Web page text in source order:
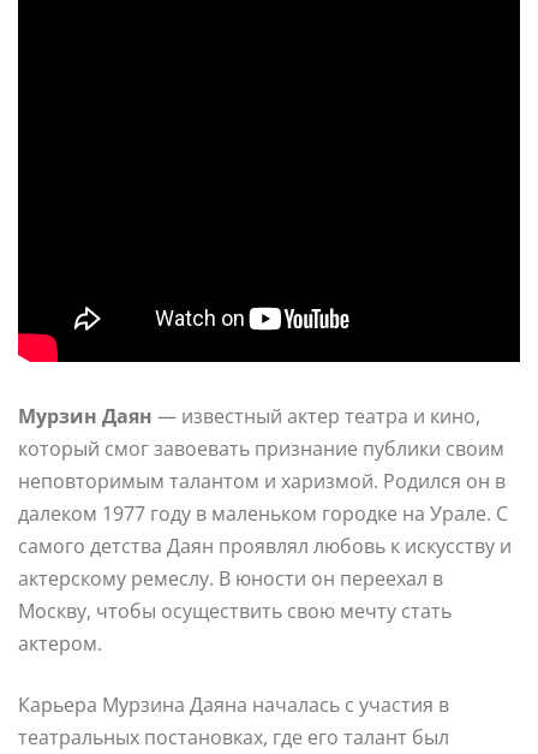
Мурзин Даян — известный актер театра и кино,
который смог завоевать признание публики своим
неповторимым талантом и харизмой. Родился он в
далеком 1977 году в маленьком городке на Урале. С
самого детства Даян проявлял любовь к искусству и
актерскому ремеслу. В юности он переехал в
Москву, чтобы осуществить свою мечту стать
актером.
Карьера Мурзина Даяна началась с участия в
театральных постановках, где его талант был